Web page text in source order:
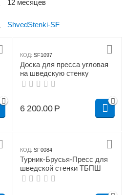
12 месяцев
ShvedStenki-SF
КОД: SF1097
Доска для пресса угловая
на шведскую стенку
6 200.00 Р
КОД: SF0084
Турник-Брусья-Пресс для
шведской стенки ТБПШ